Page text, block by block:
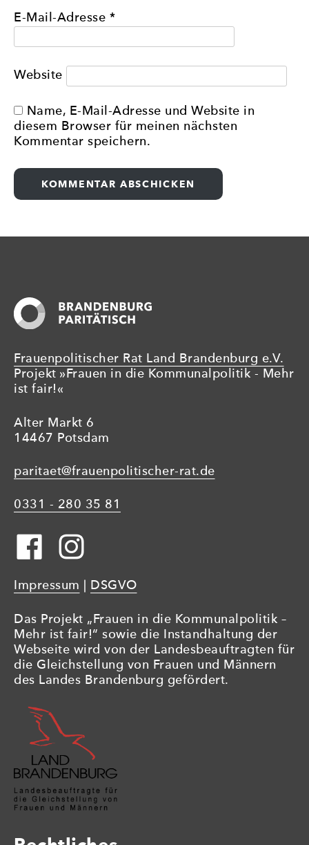
E-Mail-Adresse *
Website
Name, E-Mail-Adresse und Website in
diesem Browser für meinen nächsten
Kommentar speichern.
Frauenpolitischer Rat Land Brandenburg e.V.
Projekt »Frauen in die Kommunalpolitik - Mehr
ist fair!«
Alter Markt 6
14467 Potsdam
paritaet@frauenpolitischer-rat.de
0331 - 280 35 81
Impressum DSGVO
Das Projekt „Frauen in die Kommunalpolitik –
Mehr ist fair!“ sowie die Instandhaltung der
Webseite wird von der Landesbeauftragten für
die Gleichstellung von Frauen und Männern
des Landes Brandenburg gefördert.